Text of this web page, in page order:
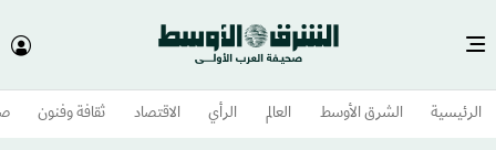
الرئيسية الشرق الأوسط​ العالم الرأي الاقتصاد ثقافة وفنون